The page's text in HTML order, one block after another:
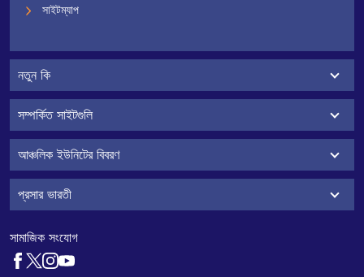
সাইটম্যাপ
নতুন কি
সম্পর্কিত সাইটগুলি
আঞ্চলিক ইউনিটের বিবরণ
প্রসার ভারতী
সামাজিক সংযোগ